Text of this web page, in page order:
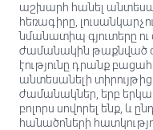
աշխարհ հանել
հեռագիրը,
նմանատիպ գյուտերը
ժամանակին թաքնված
էությունը դրանք
անտեսանելի տիրույթից:
ժամանակներ, երբ
բոլորս սովորել ենք, և
հանածոների